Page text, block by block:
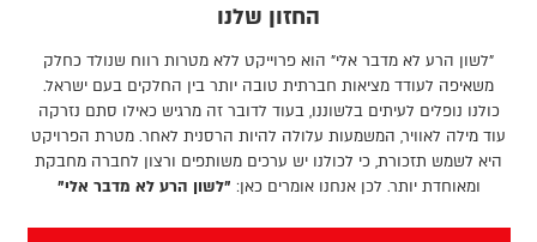
החזון שלנו
"לשון הרע לא מדבר אלי" הוא פרוייקט ללא מטרות רווח שנולד כחלק
משאיפה לעודד מציאות חברתית טובה יותר בין החלקים בעם ישראל.
כולנו נופלים לעיתים בלשוננו, בעוד לדובר זה מרגיש כאילו סתם נזרקה
עוד מילה לאוויר, המשמעות עלולה להיות הרסנית לאחר. מטרת הפרויקט
היא לשמש תזכורת, כי לכולנו יש ערכים משותפים ורצון לחברה מחבקת
ומאוחדת יותר. לכן אנחנו אומרים כאן: "לשון הרע לא מדבר אלי"